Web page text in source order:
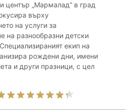
център „Мармалад“ в град
върху
на услуги за
на разнообразни детски
екип на
рождени дни, имени
и други празници, с цел